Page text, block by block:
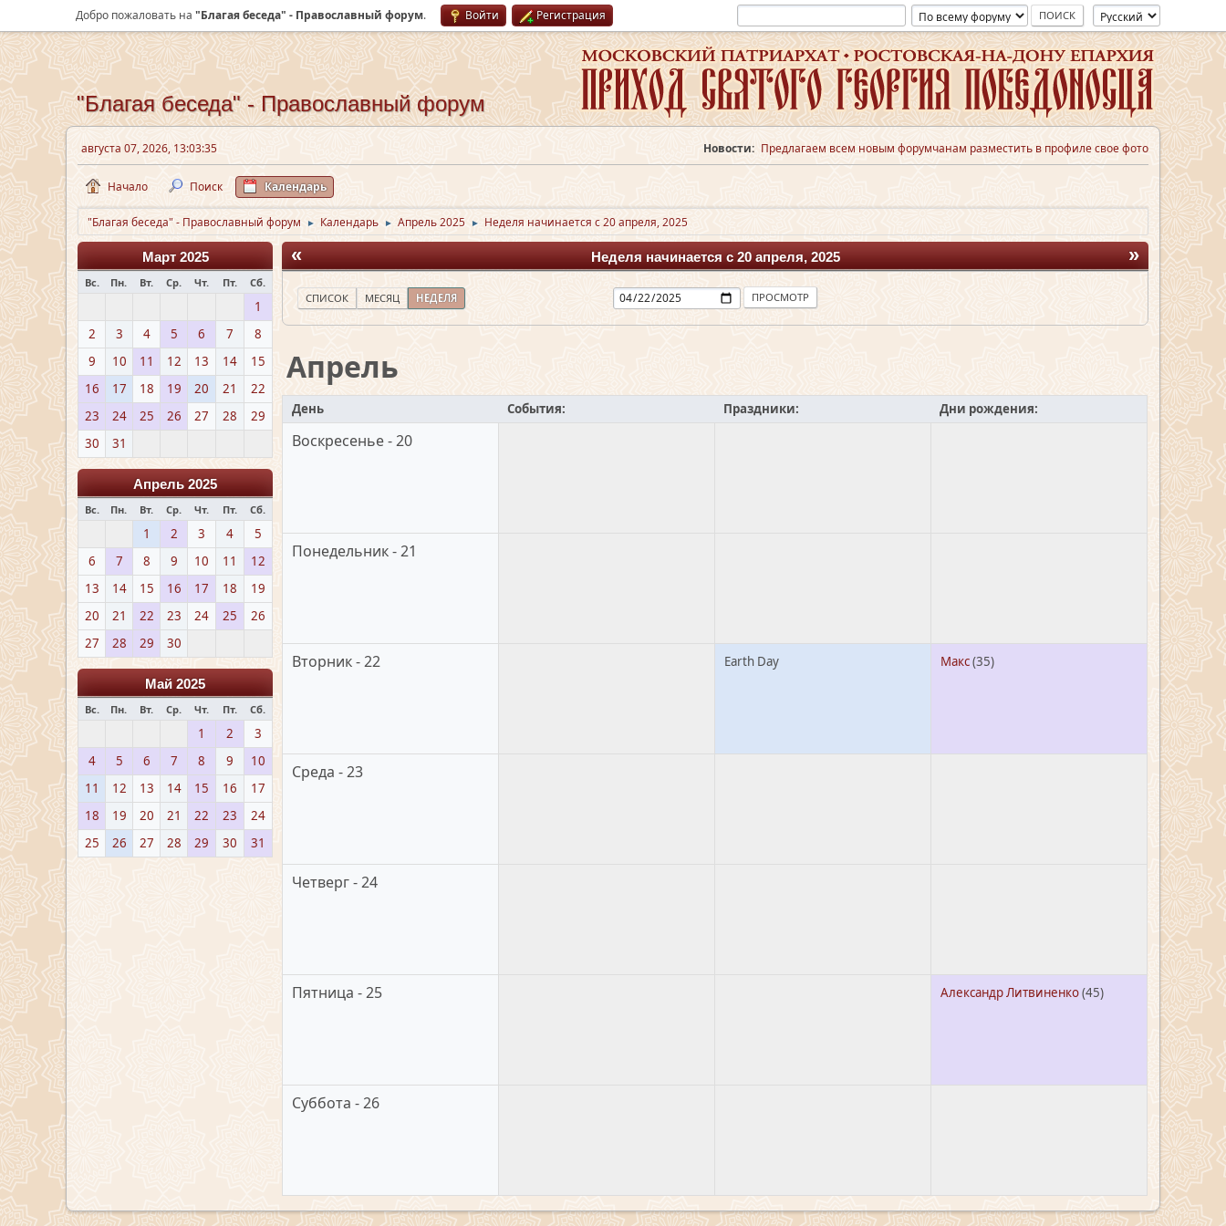
Добро пожаловать на "Благая беседа" - Православный форум. Войти Регистрация
"Благая беседа" - Православный форум
августа 07, 2026, 13:03:35 Новости: Предлагаем всем новым форумчанам разместить в профиле свое фото
Начало Поиск Календарь
"Благая беседа" - Православный форум ► Календарь ► Апрель 2025 ► Неделя начинается с 20 апреля, 2025
Март 2025
Вс. Пн. Вт. Ср. Чт. Пт. Сб.
1
2
3 4 5 6 7
8
9
10 11 12 13 14
15
16
17 18 19 20 21
22
23
24 25 26 27 28
29
30
31
Апрель 2025
Вс. Пн. Вт. Ср. Чт. Пт. Сб.
1 2 3 4
5
6
7 8 9 10 11
12
13
14 15 16 17 18
19
20
21 22 23 24 25
26
27
28 29 30
Май 2025
Вс. Пн. Вт. Ср. Чт. Пт. Сб.
1 2
3
4
5 6 7 8 9
10
11
12 13 14 15 16
17
18
19 20 21 22 23
24
25
26 27 28 29 30 31
« »
Неделя начинается с 20 апреля, 2025
СПИСОК МЕСЯЦ НЕДЕЛЯ
Апрель
День События: Праздники: Дни рождения:
Воскресенье - 20
Понедельник - 21
Вторник - 22 Earth Day Макс(35)
Среда - 23
Четверг - 24
Пятница - 25 Александр Литвиненко(45)
Суббота - 26